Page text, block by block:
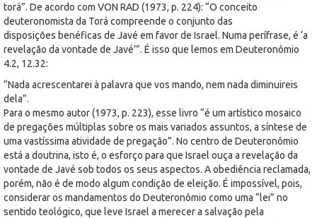
torá”. De acordo com VON RAD (1973, p. 224): “O conceito
deuteronomista da Torá compreende o conjunto das
disposições benéficas de Javé em favor de Israel. Numa perífrase, é ‘a
revelação da vontade de Javé’”. É isso que lemos em Deuteronômio
4.2, 12.32:
“Nada acrescentarei à palavra que vos mando, nem nada diminuireis
dela”.
Para o mesmo autor (1973, p. 223), esse livro “é um artístico mosaico
de pregações múltiplas sobre os mais variados assuntos, a síntese de
uma vastíssima atividade de pregação”. No centro de Deuteronômio
está a doutrina, isto é, o esforço para que Israel ouça a revelação da
vontade de Javé sob todos os seus aspectos. A obediência reclamada,
porém, não é de modo algum condição de eleição. É impossível, pois,
considerar os mandamentos do Deuteronômio como uma “lei” no
sentido teológico, que leve Israel a merecer a salvação pela